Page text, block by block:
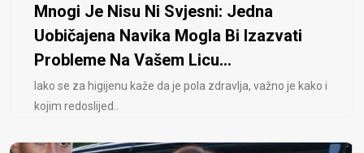
Mnogi Je Nisu Ni Svjesni: Jedna
Uobičajena Navika Mogla Bi Izazvati
Probleme Na Vašem Licu...
Iako se za higijenu kaže da je pola zdravlja, važno je kako i
kojim redoslijed..